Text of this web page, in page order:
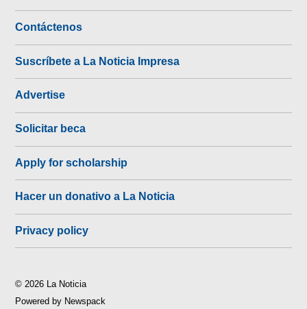
Contáctenos
Suscríbete a La Noticia Impresa
Advertise
Solicitar beca
Apply for scholarship
Hacer un donativo a La Noticia
Privacy policy
© 2026 La Noticia
Powered by Newspack